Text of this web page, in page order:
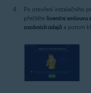
Po otevření instalačního
přečtěte licenční smlouvu
osobních údajů a potom